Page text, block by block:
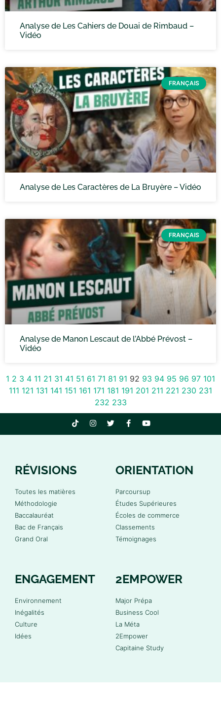
Analyse de Les Cahiers de Douai de Rimbaud –
Vidéo
FRANÇAIS
Analyse de Les Caractères de La Bruyère – Vidéo
FRANÇAIS
Analyse de Manon Lescaut de l’Abbé Prévost –
Vidéo
1 2 3 4 11 21 31 41 51 61 71 81 91 92 93 94 95 96 97 101
111 121 131 141 151 161 171 181 191 201 211 221 230 231
232 233
RÉVISIONS
Toutes les matières
Méthodologie
Baccalauréat
Bac de Français
Grand Oral
ORIENTATION
Parcoursup
Études Supérieures
Écoles de commerce
Classements
Témoignages
ENGAGEMENT
Environnement
Inégalités
Culture
Idées
2EMPOWER
Major Prépa
Business Cool
La Méta
2Empower
Capitaine Study